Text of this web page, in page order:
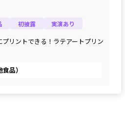
初披露 実演あり
リントできる！ラテアートプリン
品）